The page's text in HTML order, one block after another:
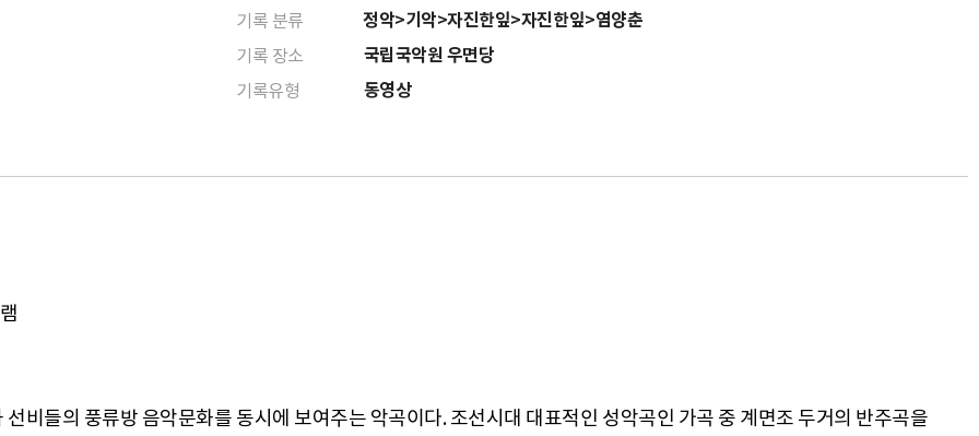
기록 분류 정악>기악>자진한잎>자진한잎>염양춘
기록 장소 국립국악원 우면당
기록유형 동영상
비들의 풍류방 음악문화를 동시에 보여주는 악곡이다. 조선시대 대표적인 성악곡인 가곡 중 계면조 두거의 반주곡을